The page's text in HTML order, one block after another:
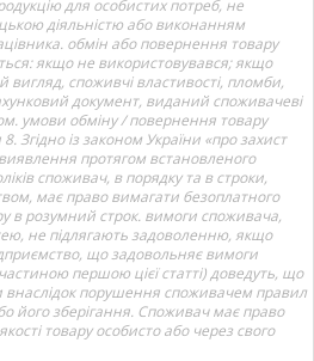
для особистих потреб, не
діяльністю або виконанням
обмін або повернення товару
якщо не використовувався; якщо
споживчі властивості, пломби,
документ, виданий споживачеві
умови обміну / повернення товару
Згідно із законом України «про захист
протягом встановленого
споживач, в порядку та в строки,
має право вимагати безоплатного
в розумний строк. вимоги споживача,
не підлягають задоволенню, якщо
що задовольняє вимоги
першою цієї статті) доведуть, що
внаслідок порушення споживачем правил
його зберігання. Споживач має право
товару особисто або через свого